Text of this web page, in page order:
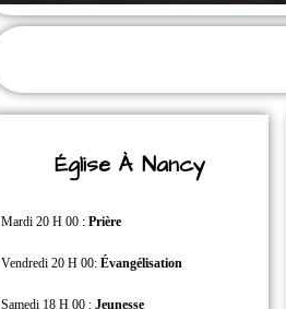
Église À Nancy
Mardi 20 H 00 : Prière
Vendredi 20 H 00: Évangélisation
Samedi 18 H 00 : Jeunesse